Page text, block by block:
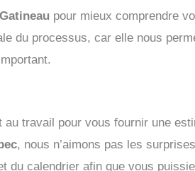
pour mieux comprendre
du processus, car elle nous
travail pour vous fournir une
, nous n’aimons pas les
du calendrier afin que vous